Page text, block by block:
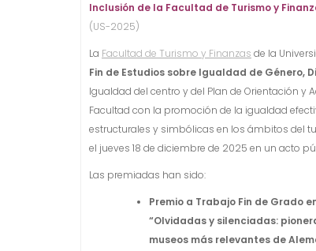
Inclusión de la Facultad de Turismo y
(US-2025)
La Facultad de Turismo y Finanzas de la
Fin de Estudios sobre Igualdad de Género,
Igualdad del centro y del Plan de Orientación y
Facultad con la promoción de la igualdad
estructurales y simbólicas en los ámbitos del
el jueves 18 de diciembre de 2025 en un acto
Las premiadas han sido:
Premio a Trabajo Fin de Grado
“Olvidadas y silenciadas:
museos más relevantes de